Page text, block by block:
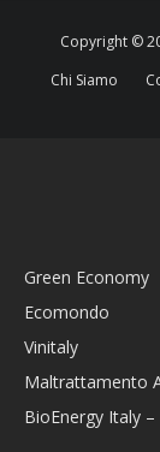
Copyright ©
Chi Siamo
Green Economy
Ecomondo
Vinitaly
Maltrattamento
BioEnergy Italy